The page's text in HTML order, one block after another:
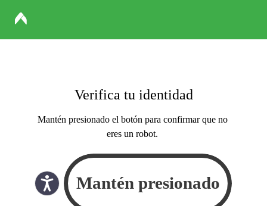
Verifica tu identidad
Mantén presionado el botón para confirmar que no
eres un robot.